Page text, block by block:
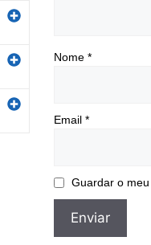
Nome *
Email *
Guardar o